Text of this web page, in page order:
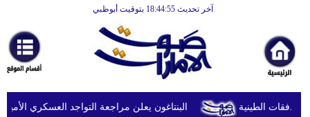
آخر تحديث 18:44:55 بتوقيت أبوظبي
أخبارعاجلة
رياضة
ثقافة البنتاغون يعلن مراجعة التواجد العسكري